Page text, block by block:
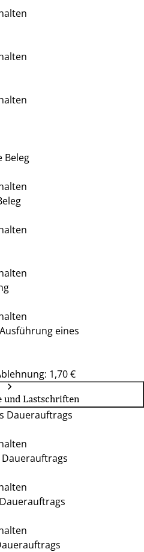
Beleg
eines
1,70 €
und Lastschriften
Dauerauftrags